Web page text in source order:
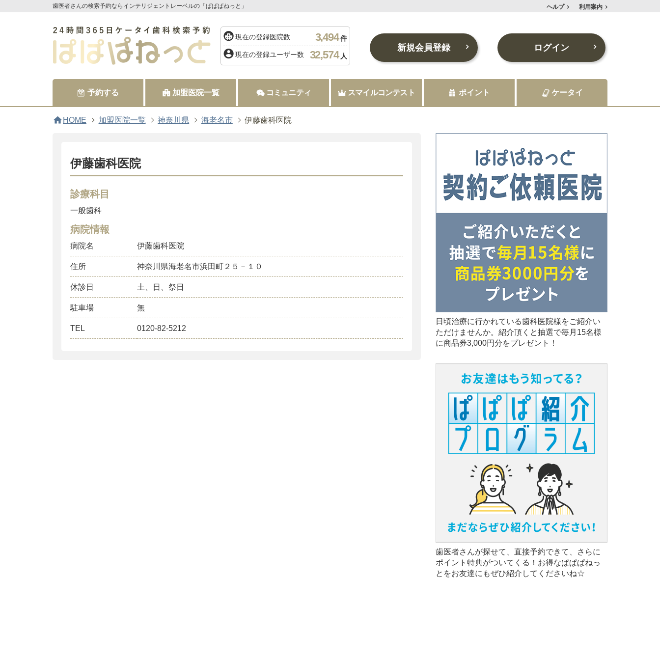
歯医者さんの検索予約ならインテリジェントレーベルの「ぱぱぱねっと」 ヘルプ 利用案内
現在の登録医院数 3,494件
現在の登録ユーザー数 32,574 人
新規会員登録 ログイン
予約する 加盟医院一覧 コミュニティ スマイルコンテスト ポイント ケータイ
home HOME 加盟医院一覧 神奈川県 海老名市 伊藤歯科医院
伊藤歯科医院
診療科目
一般歯科
病院情報
病院名 伊藤歯科医院
住所 神奈川県海老名市浜田町２５－１０
休診日 土、日、祭日
駐車場 無
TEL 0120-82-5212
日頃治療に行かれている歯科医院様をご紹介い
ただけませんか。紹介頂くと抽選で毎月15名様
に商品券3,000円分をプレゼント！
歯医者さんが探せて、直接予約できて、さらに
ポイント特典がついてくる！お得なぱぱぱねっ
とをお友達にもぜひ紹介してくださいね☆